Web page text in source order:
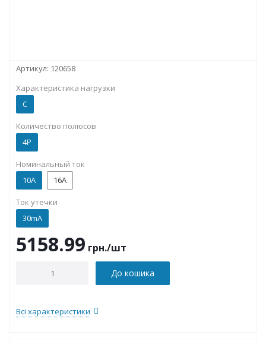
Артикул: 120658
Характеристика нагрузки
C
Количество полюсов
4P
Номинальный ток
10А
16А
Ток утечки
30mA
5158.99 грн./шт
До кошика
Всі характеристики